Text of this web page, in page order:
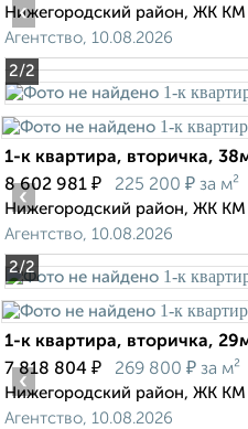
2/2
Нижегородский район, ЖК
Агентство, 10.08.2026
2/2
‹
1-к квартира, вторичка,
8 602 981 ₽ 225 200 ₽ за м²
Нижегородский район, ЖК
Агентство, 10.08.2026
‹
1-к квартира, вторичка,
7 818 804 ₽ 269 800 ₽ за м²
Нижегородский район, ЖК
Агентство, 10.08.2026
‹